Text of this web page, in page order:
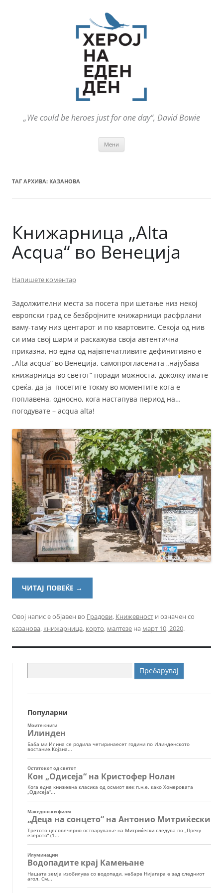
„We could be heroes just for one day“, David Bowie
Мени
ТАГ АРХИВА: КАЗАНОВА
Книжарница „Alta
Acqua“ во Венеција
Напишете коментар
Задолжителни места за посета при шетање низ некој
европски град се безбројните книжарници расфрлани
ваму-таму низ центарот и по квартовите. Секоја од нив
си има свој шарм и раскажува своја автентична
приказна, но една од највпечатливите дефинитивно е
„Alta acqua“ во Венеција, самопрогласената „најубава
книжарница во светот“ поради можноста, доколку имате
среќа, да ја посетите токму во моментите кога е
поплавена, односно, кога настапува период на…
погодувате – acqua alta!
ЧИТАЈ ПОВЕЌЕ →
Овој напис е објавен во Градови, Книжевност и означен со
казанова, книжарница, корто, малтезе на март 10, 2020.
за:
Популарни